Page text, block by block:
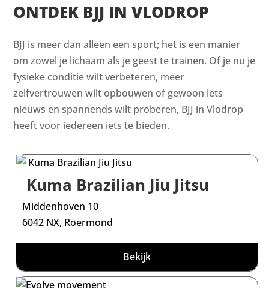
ONTDEK BJJ IN VLODROP
BJJ is meer dan alleen een sport; het is een manier
om zowel je lichaam als je geest te trainen. Of je nu je
fysieke conditie wilt verbeteren, meer
zelfvertrouwen wilt opbouwen of gewoon iets
nieuws en spannends wilt proberen, BJJ in Vlodrop
heeft voor iedereen iets te bieden.
Kuma Brazilian Jiu Jitsu
Middenhoven 10
6042 NX, Roermond
Bekijk